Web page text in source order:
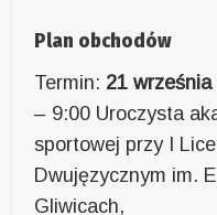
Plan obchodów
Termin: 21
– 9:00 Uroczysta
sportowej przy I
Dwujęzycznym im.
Gliwicach,